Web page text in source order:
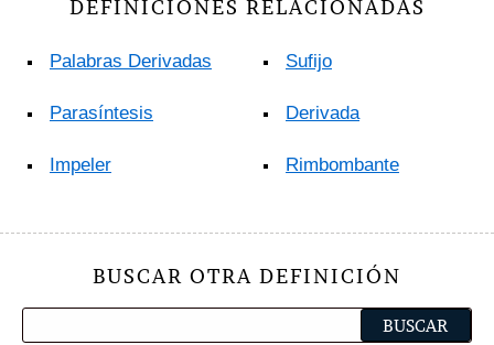
DEFINICIONES RELACIONADAS
Palabras Derivadas
Parasíntesis
Impeler
Sufijo
Derivada
Rimbombante
BUSCAR OTRA DEFINICIÓN